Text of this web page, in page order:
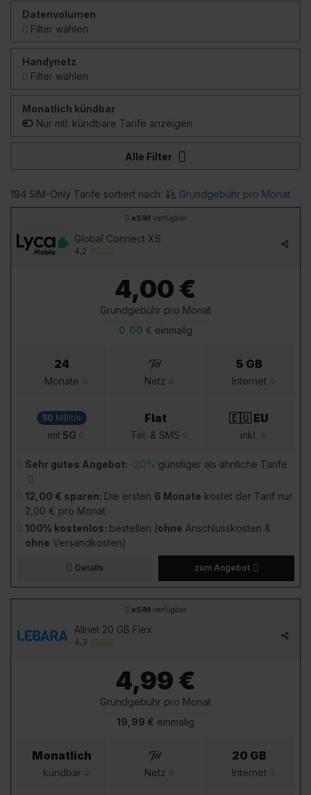
Datenvolumen
Filter wählen
Handynetz
Filter wählen
Monatlich kündbar
Nur mtl. kündbare Tarife anzeigen
Alle Filter
194 SIM-Only Tarife sortiert nach: Grundgebühr pro Monat
eSIM verfügbar
Global Connect XS
4,2
4,00 €
Grundgebühr pro Monat
0,00 € einmalig
24
Monate Netz
5 GB
Internet
50 MBit/s
mit5G
Flat
Tel. & SMS
🇪🇺 EU
inkl.
Sehr gutes Angebot: -20% günstiger als ähnliche Tarife
12,00 € sparen: Die ersten 6 Monate kostet der Tarif nur
2,00 € pro Monat
100% kostenlos: bestellen (ohne Anschlusskosten &
ohne Versandkosten)
Details zum Angebot
eSIMverfügbar
Allnet 20 GB Flex
4,3
4,99 €
Grundgebühr pro Monat
19,99 € einmalig
Monatlich
kündbar Netz
20 GB
Internet